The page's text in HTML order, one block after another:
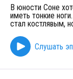
В юности Соне
иметь тонкие
стал костлявым,
Слушать